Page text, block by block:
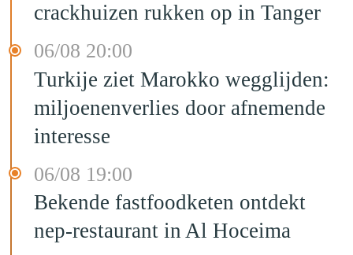
crackhuizen rukken op in Tanger
06/08 20:00
Turkije ziet Marokko wegglijden:
miljoenenverlies door afnemende
interesse
06/08 19:00
Bekende fastfoodketen ontdekt
nep-restaurant in Al Hoceima